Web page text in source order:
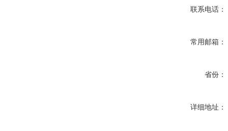
联系电话：
常用邮箱：
省份：
详细地址：